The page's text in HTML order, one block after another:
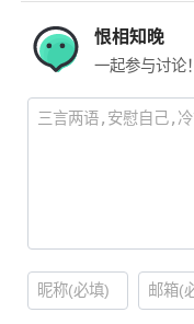
恨相知晚
一起参与讨论！